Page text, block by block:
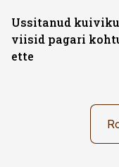
Ussitanud
viisid pagari
ette